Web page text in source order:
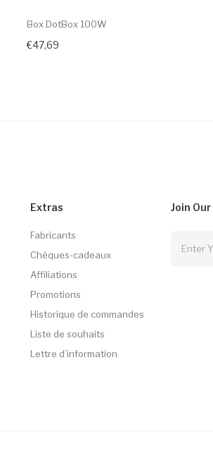
Box DotBox 100W
€47,69
Extras
Fabricants
Chèques-cadeaux
Affiliations
Promotions
Historique de commandes
Liste de souhaits
Lettre d’information
Join Our